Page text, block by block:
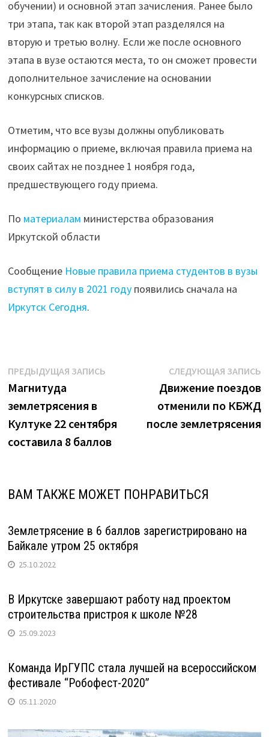
обучении) и основной этап зачисления. Ранее было
три этапа, так как второй этап разделялся на
вторую и третью волну. Если же после основного
этапа в вузе остаются места, то он сможет провести
дополнительное зачисление на основании
конкурсных списков.
Отметим, что все вузы должны опубликовать
информацию о приеме, включая правила приема на
своих сайтах не позднее 1 ноября года,
предшествующего году приема.
По материалам министерства образования
Иркутской области
Сообщение Новые правила приема студентов в вузы
вступят в силу в 2021 годупоявились сначала на
Иркутск Сегодня.
Навигация
по
записям
ПРЕДЫДУЩАЯ ЗАПИСЬПредыдущая
Магнитуда
землетрясения в
Култуке 22 сентября
составила 8 баллов
СЛЕДУЮЩАЯ ЗАПИСЬ
Движение поездов
отменили по КБЖД
после землетрясения
ВАМ ТАКЖЕ МОЖЕТ ПОНРАВИТЬСЯ
Землетрясение в 6 баллов зарегистрировано на
Байкале утром 25 октября
25.10.2022
В Иркутске завершают работу над проектом
строительства пристроя к школе №28
25.09.2023
Команда ИрГУПС стала лучшей на всероссийском
фестивале “Робофест-2020”
05.11.2020